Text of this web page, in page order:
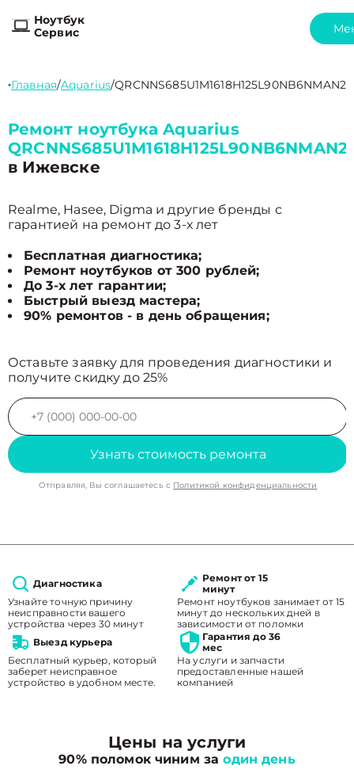
Ноутбук
Сервис
Главная/Aquarius/QRCNNS685U1M1618H125L90NB6NMAN2
Ремонт ноутбука Aquarius
QRCNNS685U1M1618H125L90NB6NMAN2
в Ижевске
Realme, Hasee, Digma и другие бренды с
гарантией на ремонт до 3-х лет
Бесплатная диагностика;
Ремонт ноутбуков от 300 рублей;
До 3-х лет гарантии;
Быстрый выезд мастера;
90% ремонтов - в день обращения;
Оставьте заявку для проведения диагностики и
получите скидку до 25%
Узнать стоимость ремонта
Отправляя, Вы соглашаетесь с Политикой конфиденциальности
Диагностика
Узнайте точную причину
неисправности вашего
устройства через 30 минут
Ремонт от 15
минут
Ремонт ноутбуков занимает от 15
минут до нескольких дней в
зависимости от поломки
Выезд курьера
Бесплатный курьер, который
заберет неисправное
устройство в удобном месте.
Гарантия до 36
мес
На услуги и запчасти
предоставленные нашей
компанией
Цены на услуги
90% поломок чиним заодин день